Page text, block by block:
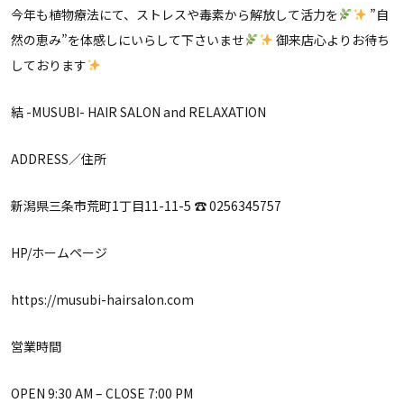
今年も植物療法にて、ストレスや毒素から解放して活力を
”自
然の恵み”を体感しにいらして下さいませ
御来店心よりお待ち
しております
結 -MUSUBI- HAIR SALON and RELAXATION
ADDRESS／住所
新潟県三条市荒町1丁目11-11-5 ☎︎ 0256345757
HP/ホームページ
https://musubi-hairsalon.com
営業時間
OPEN 9:30 AM – CLOSE 7:00 PM